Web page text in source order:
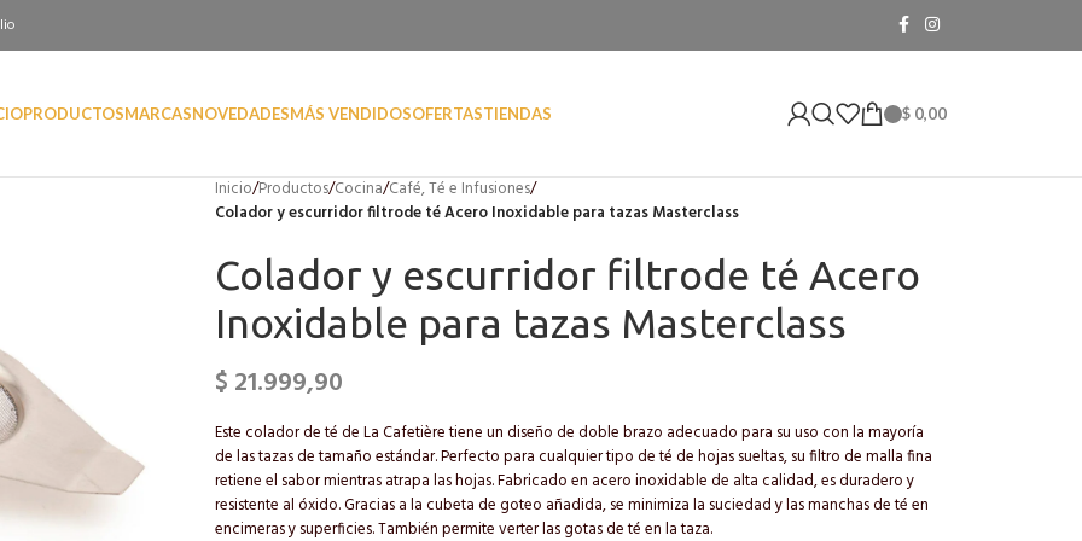
PRODUCTOSMARCASNOVEDADESMÁS VENDIDOSOFERTASTIENDAS $ 0,00
Inicio/Productos/Cocina/Café, Té e Infusiones/
Colador y escurridor filtrode té Acero Inoxidable para tazas Masterclass
Colador y escurridor filtrode té Acero
Inoxidable para tazas Masterclass
$ 21.999,90
Este colador de té de La Cafetière tiene un diseño de doble brazo adecuado para su uso con la mayoría
de las tazas de tamaño estándar. Perfecto para cualquier tipo de té de hojas sueltas, su filtro de malla fina
retiene el sabor mientras atrapa las hojas. Fabricado en acero inoxidable de alta calidad, es duradero y
resistente al óxido. Gracias a la cubeta de goteo añadida, se minimiza la suciedad y las manchas de té en
encimeras y superficies. También permite verter las gotas de té en la taza.